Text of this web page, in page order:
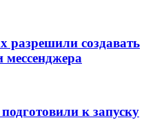
разрешили создавать
мессенджера
к запуску